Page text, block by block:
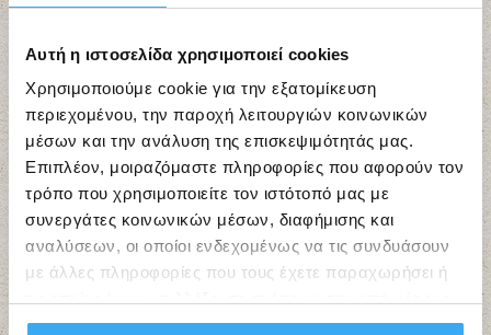
Αυτή η ιστοσελίδα χρησιμοποιεί cookies
Χρησιμοποιούμε cookie για την εξατομίκευση
περιεχομένου, την παροχή λειτουργιών κοινωνικών
μέσων και την ανάλυση της επισκεψιμότητάς μας.
Επιπλέον, μοιραζόμαστε πληροφορίες που αφορούν τον
τρόπο που χρησιμοποιείτε τον ιστότοπό μας με
συνεργάτες κοινωνικών μέσων, διαφήμισης και
αναλύσεων, οι οποίοι ενδεχομένως να τις συνδυάσουν
με άλλες πληροφορίες που τους έχετε παραχωρήσει ή
σας χρήση των υπηρεσιών τους.